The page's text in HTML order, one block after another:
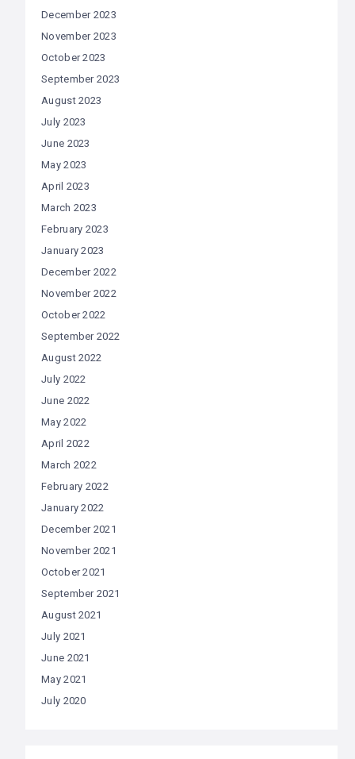
December 2023
November 2023
October 2023
September 2023
August 2023
July 2023
June 2023
May 2023
April 2023
March 2023
February 2023
January 2023
December 2022
November 2022
October 2022
September 2022
August 2022
July 2022
June 2022
May 2022
April 2022
March 2022
February 2022
January 2022
December 2021
November 2021
October 2021
September 2021
August 2021
July 2021
June 2021
May 2021
July 2020